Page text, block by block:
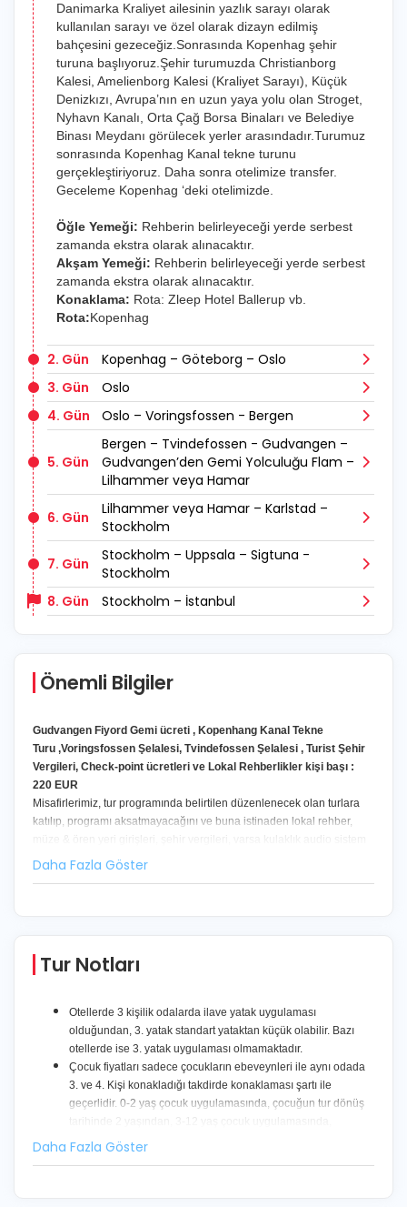
Danimarka Kraliyet ailesinin yazlık sarayı olarak
kullanılan sarayı ve özel olarak dizayn edilmiş
bahçesini gezeceğiz.Sonrasında Kopenhag şehir
turuna başlıyoruz.Şehir turumuzda Christianborg
Kalesi, Amelienborg Kalesi (Kraliyet Sarayı), Küçük
Denizkızı, Avrupa’nın en uzun yaya yolu olan Stroget,
Nyhavn Kanalı, Orta Çağ Borsa Binaları ve Belediye
Binası Meydanı görülecek yerler arasındadır.Turumuz
sonrasında Kopenhag Kanal tekne turunu
gerçekleştiriyoruz. Daha sonra otelimize transfer.
Geceleme Kopenhag ‘deki otelimizde.
Öğle Yemeği: Rehberin belirleyeceği yerde serbest
zamanda ekstra olarak alınacaktır.
Akşam Yemeği: Rehberin belirleyeceği yerde serbest
zamanda ekstra olarak alınacaktır.
Konaklama: Rota: Zleep Hotel Ballerup vb.
Rota:Kopenhag
2. Gün
Kopenhag – Göteborg – Oslo
3. Gün
Oslo
4. Gün
Oslo – Voringsfossen - Bergen
5. Gün
Bergen – Tvindefossen - Gudvangen –
Gudvangen’den Gemi Yolculuğu Flam –
Lilhammer veya Hamar
6. Gün
Lilhammer veya Hamar – Karlstad –
Stockholm
7. Gün
Stockholm – Uppsala – Sigtuna -
Stockholm
8. Gün
Stockholm – İstanbul
Önemli Bilgiler
Gudvangen Fiyord Gemi ücreti , Kopenhang Kanal Tekne
Turu ,Voringsfossen Şelalesi, Tvindefossen Şelalesi , Turist Şehir
Vergileri, Check-point ücretleri ve Lokal Rehberlikler kişi başı :
220 EUR
Misafirlerimiz, tur programında belirtilen düzenlenecek olan turlara
katılıp, programı aksatmayacağını ve buna istinaden lokal rehber,
müze & ören yeri girişleri, şehir vergileri, varsa kulaklık audio sistem
gibi oluşan giderlere ilişkin yapılacak ödemeler için tur programında
Tur Notları
Otellerde 3 kişilik odalarda ilave yatak uygulaması
olduğundan, 3. yatak standart yataktan küçük olabilir. Bazı
otellerde ise 3. yatak uygulaması olmamaktadır.
Çocuk fiyatları sadece çocukların ebeveynleri ile aynı odada
3. ve 4. Kişi konakladığı takdirde konaklaması şartı ile
geçerlidir. 0-2 yaş çocuk uygulamasında, çocuğun tur dönüş
tarihinde 2 yaşından, 3-12 yaş çocuk uygulamasında,
çocuğun tur dönüş tarihinde 12 yaşından gün almamış olması